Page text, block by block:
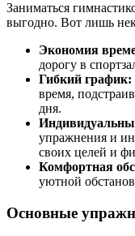
Заниматься
выгодно. Вот лишь
Экономия
дорогу в
Гибкий график:
время,
дня.
упражнения и
своих целей и
Комфортная
уютной
Основные